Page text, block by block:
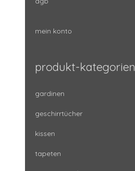
mein konto
produkt-kategorien
gardinen
geschirrtücher
kissen
tapeten